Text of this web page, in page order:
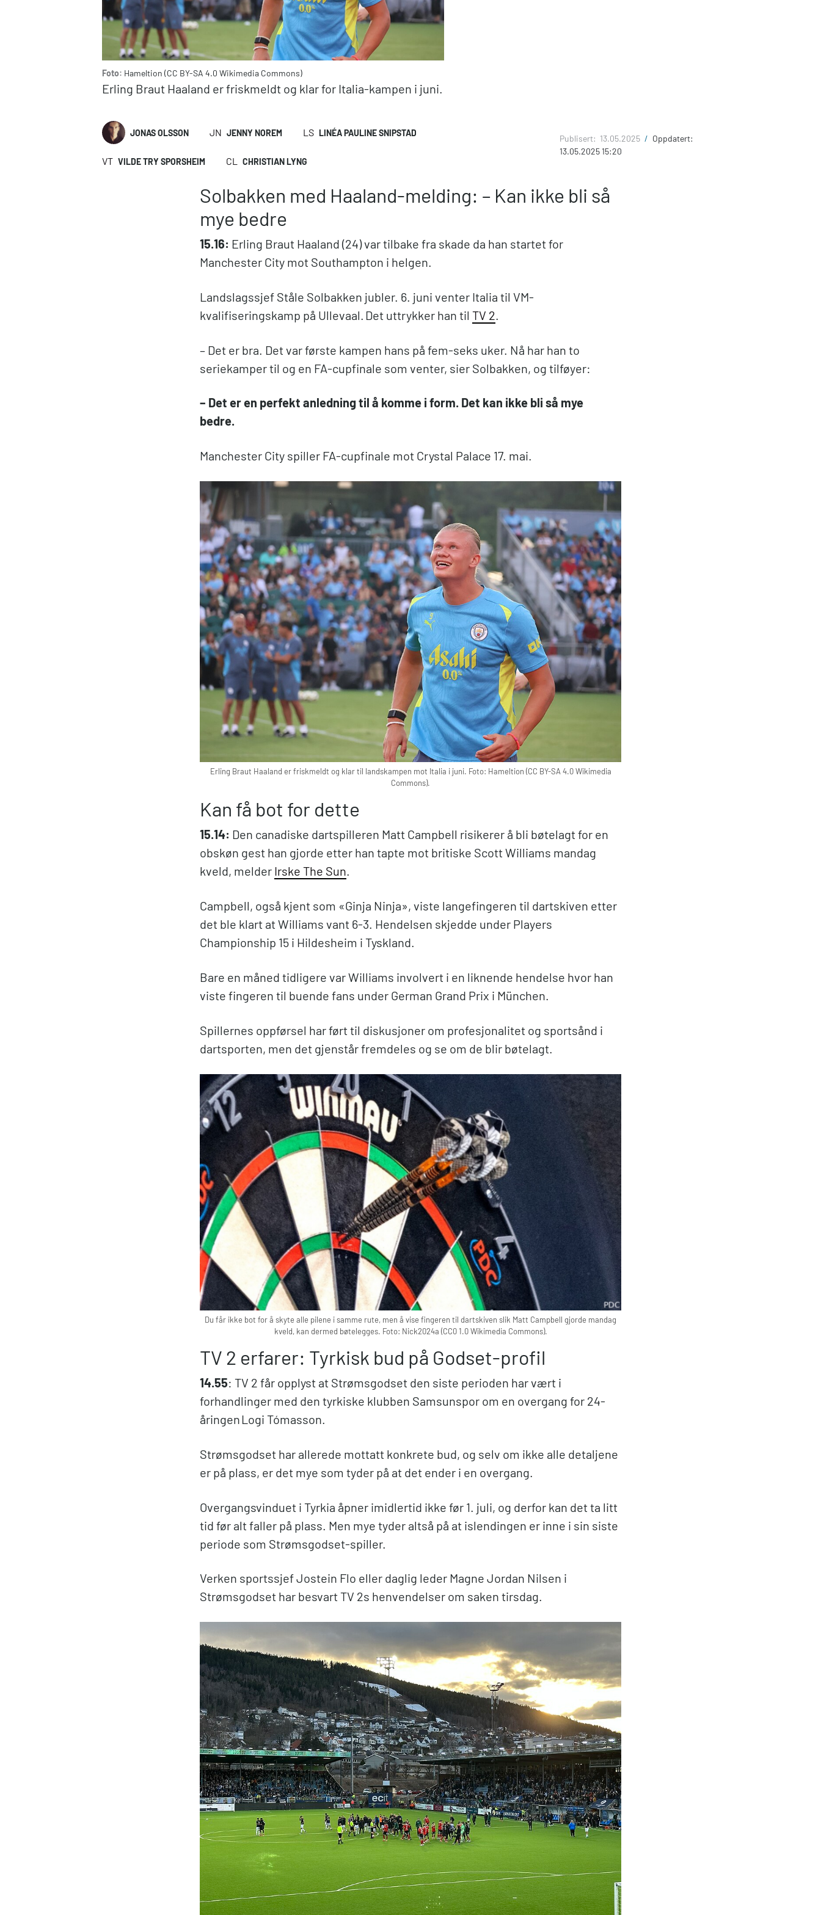
Foto: Hameltion (CC BY-SA 4.0 Wikimedia Commons)
Erling Braut Haaland er friskmeldt og klar for Italia-kampen i juni.
JONAS OLSSON JN JENNY NOREM LS LINÉA PAULINE SNIPSTAD
VT VILDE TRY SPORSHEIM CL CHRISTIAN LYNG
Publisert: 13.05.2025 / Oppdatert:
13.05.2025 15:20
Solbakken med Haaland-melding: – Kan ikke bli så
mye bedre
15.16: Erling Braut Haaland (24) var tilbake fra skade da han startet for
Manchester City mot Southampton i helgen.
Landslagssjef Ståle Solbakken jubler. 6. juni venter Italia til VM-
kvalifiseringskamp på Ullevaal. Det uttrykker han til TV 2
– Det er bra. Det var første kampen hans på fem-seks uker. Nå har han to
seriekamper til og en FA-cupfinale som venter, sier Solbakken, og tilføyer:
– Det er en perfekt anledning til å komme i form. Det kan ikke bli så mye
bedre.
Manchester City spiller FA-cupfinale mot Crystal Palace 17. mai.
Erling Braut Haaland er friskmeldt og klar til landskampen mot Italia i juni. Foto: Hameltion (CC BY-SA 4.0 Wikimedia
Commons).
Kan få bot for dette
15.14: Den canadiske dartspilleren Matt Campbell risikerer å bli bøtelagt for en
obskøn gest han gjorde etter han tapte mot britiske Scott Williams mandag
kveld, melder Irske The Sun.
Campbell, også kjent som «Ginja Ninja», viste langefingeren til dartskiven etter
det ble klart at Williams vant 6-3. Hendelsen skjedde under Players
Championship 15 i Hildesheim i Tyskland.
Bare en måned tidligere var Williams involvert i en liknende hendelse hvor han
viste fingeren til buende fans under German Grand Prix i München.
Spillernes oppførsel har ført til diskusjoner om profesjonalitet og sportsånd i
dartsporten, men det gjenstår fremdeles og se om de blir bøtelagt.
Du får ikke bot for å skyte alle pilene i samme rute, men å vise fingeren til dartskiven slik Matt Campbell gjorde mandag
kveld, kan dermed bøtelegges. Foto: Nick2024a (CC0 1.0 Wikimedia Commons).
TV 2 erfarer: Tyrkisk bud på Godset-profil
14.55: TV 2 får opplyst at Strømsgodset den siste perioden har vært i
forhandlinger med den tyrkiske klubben Samsunspor om en overgang for 24-
åringen Logi Tómasson.
Strømsgodset har allerede mottatt konkrete bud, og selv om ikke alle detaljene
er på plass, er det mye som tyder på at det ender i en overgang.
Overgangsvinduet i Tyrkia åpner imidlertid ikke før 1. juli, og derfor kan det ta litt
tid før alt faller på plass. Men mye tyder altså på at islendingen er inne i sin siste
periode som Strømsgodset-spiller.
Verken sportssjef Jostein Flo eller daglig leder Magne Jordan Nilsen i
Strømsgodset har besvart TV 2s henvendelser om saken tirsdag.